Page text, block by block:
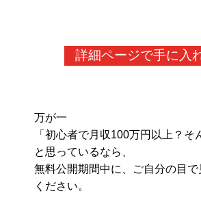
詳細ページで手に入
万が一
「初心者で月収100万円以上？そ
と思っているなら、
無料公開期間中に、ご自分の目で
ください。